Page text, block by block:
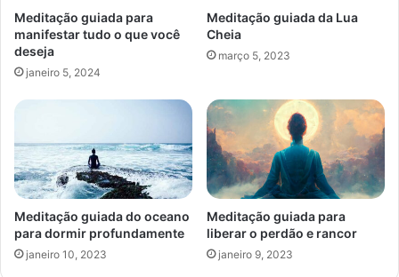
Meditação guiada para
manifestar tudo o que você
deseja
janeiro 5, 2024
Meditação guiada da Lua
Cheia
março 5, 2023
Meditação guiada do oceano
para dormir profundamente
janeiro 10, 2023
Meditação guiada para
liberar o perdão e rancor
janeiro 9, 2023